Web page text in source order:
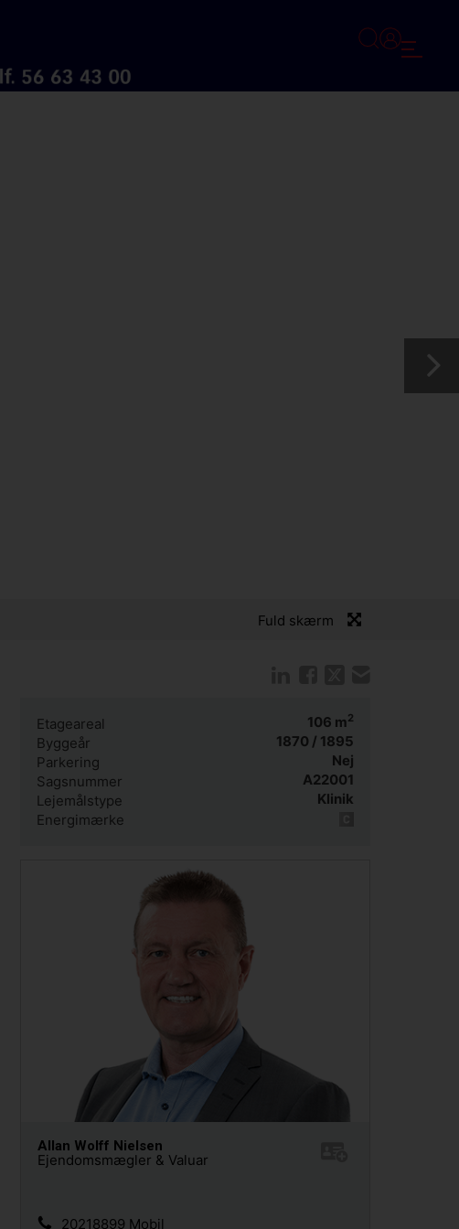
Fuld skærm
Etageareal 106 m2
Byggeår
1870 / 1895
Parkering
Nej
Sagsnummer
A22001
Lejemålstype
Klinik
Energimærke
Allan Wolff Nielsen
Ejendomsmægler & Valuar
20218899 Mobil